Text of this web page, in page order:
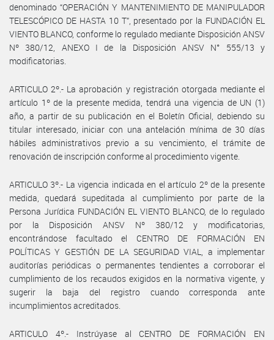
denominado “OPERACIÓN Y MANTENIMIENTO DE MANIPULADOR
TELESCÓPICO DE HASTA 10 T”, presentado por la FUNDACIÓN EL
VIENTO BLANCO, conforme lo regulado mediante Disposición ANSV
Nº 380/12, ANEXO I de la Disposición ANSV N° 555/13 y
modificatorias.
ARTICULO 2º.- La aprobación y registración otorgada mediante el
artículo 1º de la presente medida, tendrá una vigencia de UN (1)
año, a partir de su publicación en el Boletín Oficial, debiendo su
titular interesado, iniciar con una antelación mínima de 30 días
hábiles administrativos previo a su vencimiento, el trámite de
renovación de inscripción conforme al procedimiento vigente.
ARTICULO 3º.- La vigencia indicada en el artículo 2º de la presente
medida, quedará supeditada al cumplimiento por parte de la
Persona Jurídica FUNDACIÓN EL VIENTO BLANCO, de lo regulado
por la Disposición ANSV Nº 380/12 y modificatorias,
encontrándose facultado el CENTRO DE FORMACIÓN EN
POLÍTICAS Y GESTIÓN DE LA SEGURIDAD VIAL, a implementar
auditorías periódicas o permanentes tendientes a corroborar el
cumplimiento de los recaudos exigidos en la normativa vigente, y
sugerir la baja del registro cuando corresponda ante
incumplimientos acreditados.
ARTICULO 4º.- Instrúyase al CENTRO DE FORMACIÓN EN